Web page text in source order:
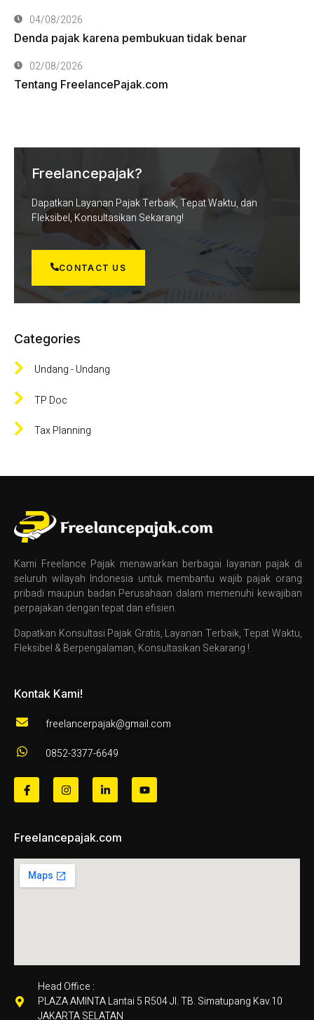
04/08/2026
Denda pajak karena pembukuan tidak benar
02/08/2026
Tentang FreelancePajak.com
Freelancepajak?
Dapatkan Layanan Pajak Terbaik, Tepat Waktu, dan
Fleksibel, Konsultasikan Sekarang!
CONTACT US
Categories
Undang - Undang
TP Doc
Tax Planning
Kami Freelance Pajak menawarkan berbagai layanan pajak di
seluruh wilayah Indonesia untuk membantu wajib pajak orang
pribadi maupun badan Perusahaan dalam memenuhi kewajiban
perpajakan dengan tepat dan efisien.
Dapatkan Konsultasi Pajak Gratis, Layanan Terbaik, Tepat Waktu,
Fleksibel & Berpengalaman, Konsultasikan Sekarang !
Kontak Kami!
freelancerpajak@gmail.com
0852-3377-6649
Freelancepajak.com
Head Office :
PLAZA AMINTA Lantai 5 R504 Jl. TB. Simatupang Kav.10
JAKARTA SELATAN